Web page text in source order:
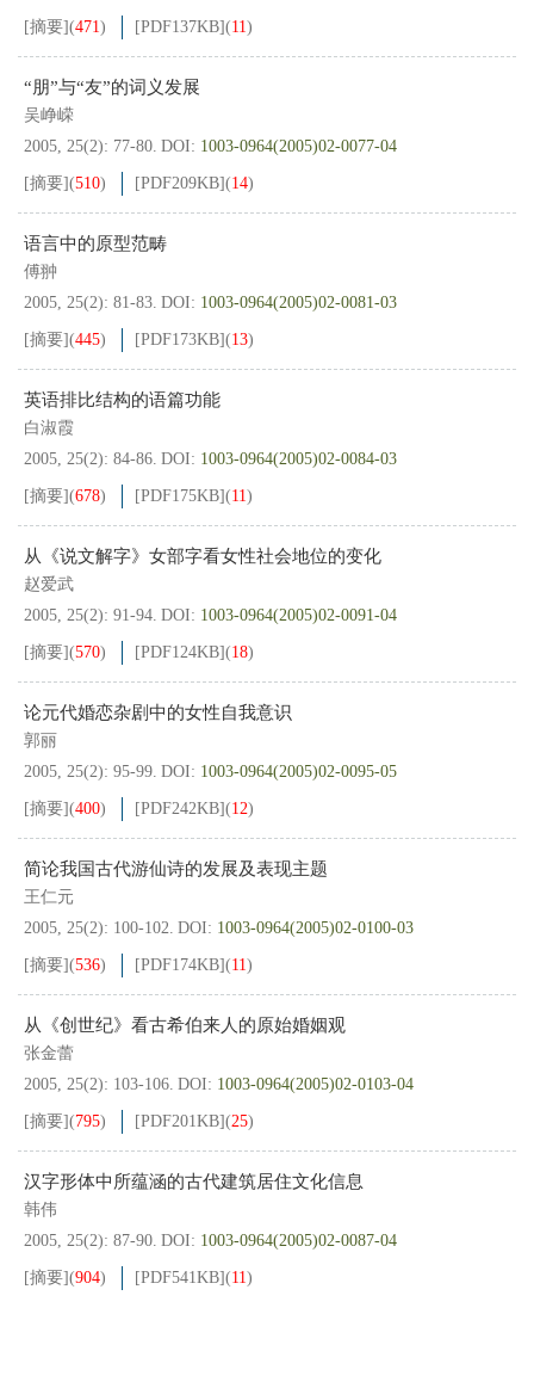
[摘要](471) [PDF137KB](11)
“朋”与“友”的词义发展
吴峥嵘
2005, 25(2): 77-80. DOI: 1003-0964(2005)02-0077-04
[摘要](510) [PDF209KB](14)
语言中的原型范畴
傅翀
2005, 25(2): 81-83. DOI: 1003-0964(2005)02-0081-03
[摘要](445) [PDF173KB](13)
英语排比结构的语篇功能
白淑霞
2005, 25(2): 84-86. DOI: 1003-0964(2005)02-0084-03
[摘要](678) [PDF175KB](11)
从《说文解字》女部字看女性社会地位的变化
赵爱武
2005, 25(2): 91-94. DOI: 1003-0964(2005)02-0091-04
[摘要](570) [PDF124KB](18)
论元代婚恋杂剧中的女性自我意识
郭丽
2005, 25(2): 95-99. DOI: 1003-0964(2005)02-0095-05
[摘要](400) [PDF242KB](12)
简论我国古代游仙诗的发展及表现主题
王仁元
2005, 25(2): 100-102. DOI: 1003-0964(2005)02-0100-03
[摘要](536) [PDF174KB](11)
从《创世纪》看古希伯来人的原始婚姻观
张金蕾
2005, 25(2): 103-106. DOI: 1003-0964(2005)02-0103-04
[摘要](795) [PDF201KB](25)
汉字形体中所蕴涵的古代建筑居住文化信息
韩伟
2005, 25(2): 87-90. DOI: 1003-0964(2005)02-0087-04
[摘要](904) [PDF541KB](11)